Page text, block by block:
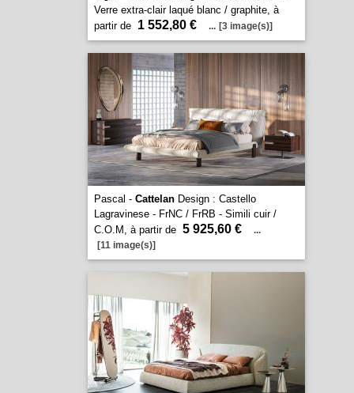
Verre extra-clair laqué blanc / graphite, à
partir de 1 552,80 € ... [3 image(s)]
Pascal - CattelanDesign : Castello
Lagravinese - FrNC / FrRB - Simili cuir /
C.O.M, à partir de 5 925,60 €
...
[11 image(s)]